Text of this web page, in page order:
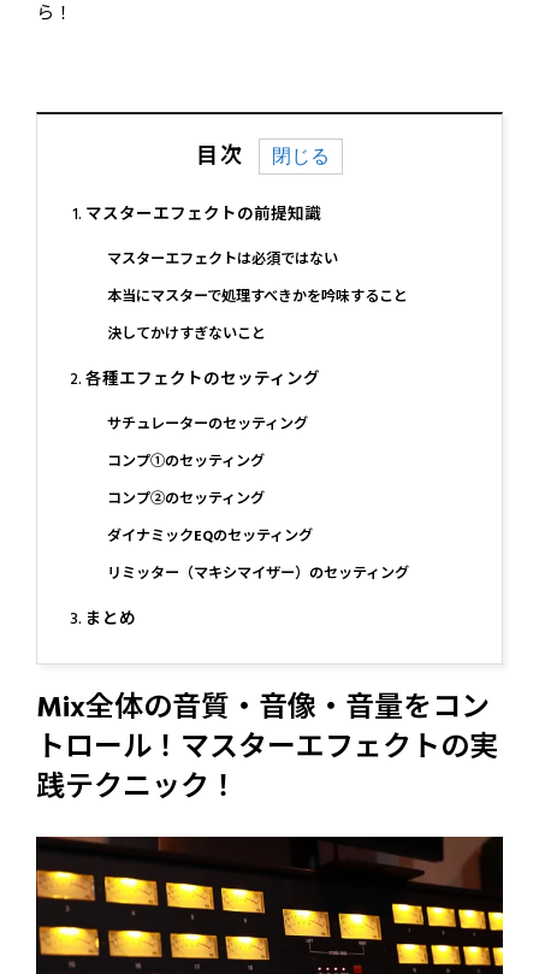
ら！
目次
マスターエフェクトの前提知識
マスターエフェクトは必須ではない
本当にマスターで処理すべきかを吟味すること
決してかけすぎないこと
各種エフェクトのセッティング
サチュレーターのセッティング
コンプ①のセッティング
コンプ②のセッティング
ダイナミックEQのセッティング
リミッター（マキシマイザー）のセッティング
まとめ
Mix全体の音質・音像・音量をコン
トロール！マスターエフェクトの実
践テクニック！